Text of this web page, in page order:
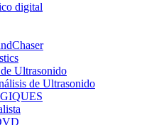
digital
Ultrasonido
de Ultrasonido